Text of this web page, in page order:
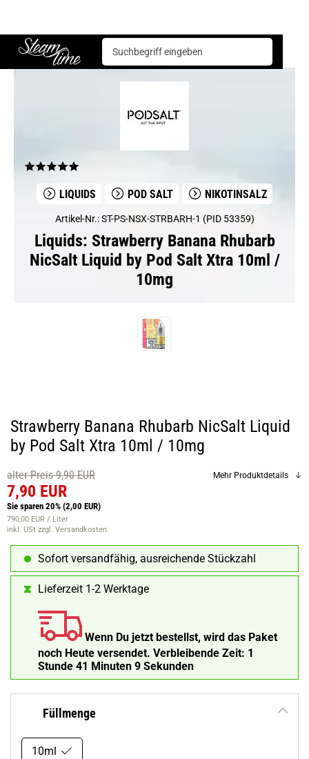
Steam time
Liquids Strawberry Banana Rhubarb NicSalt Liquid by Pod Salt Xtra 10ml / 10mg
LIQUIDS POD SALT NIKOTINSALZ
Artikel-Nr.: ST-PS-NSX-STRBARH-1 (PID 53359)
Liquids: Strawberry Banana Rhubarb
NicSalt Liquid by Pod Salt Xtra 10ml /
10mg
Strawberry Banana Rhubarb NicSalt Liquid
by Pod Salt Xtra 10ml / 10mg
alter Preis 9,90 EUR
7,90 EUR
Sie sparen 20% (2,00 EUR)
790,00 EUR / Liter
inkl. USt zzgl. Versandkosten
Mehr Produktdetails
Sofort versandfähig, ausreichende Stückzahl
Lieferzeit 1-2 Werktage
Wenn Du jetzt bestellst, wird das Paket
noch Heute versendet. Verbleibende Zeit: 1
Stunde 41 Minuten 8 Sekunden
Füllmenge
10ml